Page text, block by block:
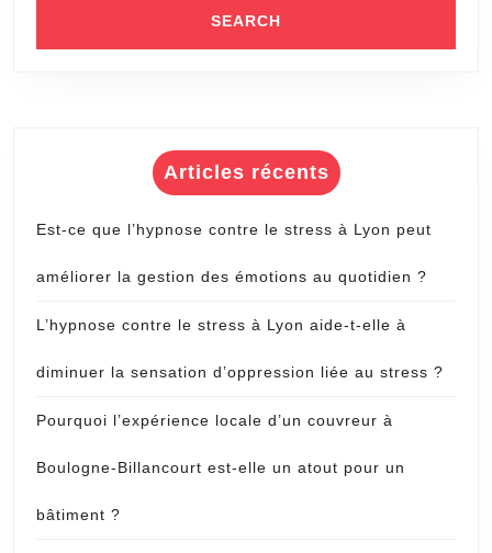
Articles récents
Est-ce que l’hypnose contre le stress à Lyon peut
améliorer la gestion des émotions au quotidien ?
L’hypnose contre le stress à Lyon aide-t-elle à
diminuer la sensation d’oppression liée au stress ?
Pourquoi l’expérience locale d’un couvreur à
Boulogne-Billancourt est-elle un atout pour un
bâtiment ?